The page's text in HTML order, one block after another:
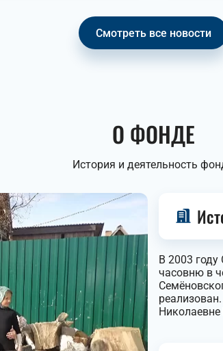
Смотреть все новости
О ФОНДЕ
История и деятельность
В 2003
часовню в